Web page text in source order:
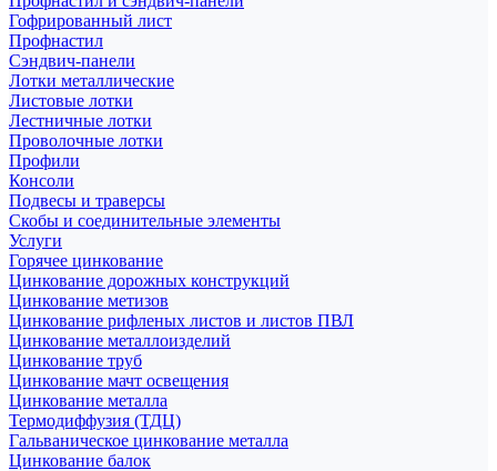
Гофрированный лист
Профнастил
Сэндвич-панели
Лотки металлические
Листовые лотки
Лестничные лотки
Проволочные лотки
Профили
Консоли
Подвесы и траверсы
Скобы и соединительные элементы
Услуги
Горячее цинкование
Цинкование дорожных конструкций
Цинкование метизов
Цинкование рифленых листов и листов ПВЛ
Цинкование металлоизделий
Цинкование труб
Цинкование мачт освещения
Цинкование металла
Термодиффузия (ТДЦ)
Гальваническое цинкование металла
Цинкование балок